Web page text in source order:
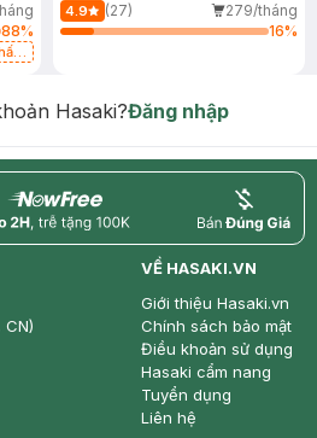
88%
4.9 (27)
279/tháng
16%
Hasaki?Đăng nhập
price
VỀ HASAKI.VN
Giới thiệu Hasaki.vn
Chính sách bảo mật
Điều khoản sử dụng
Hasaki cẩm nang
Tuyển dụng
Liên hệ